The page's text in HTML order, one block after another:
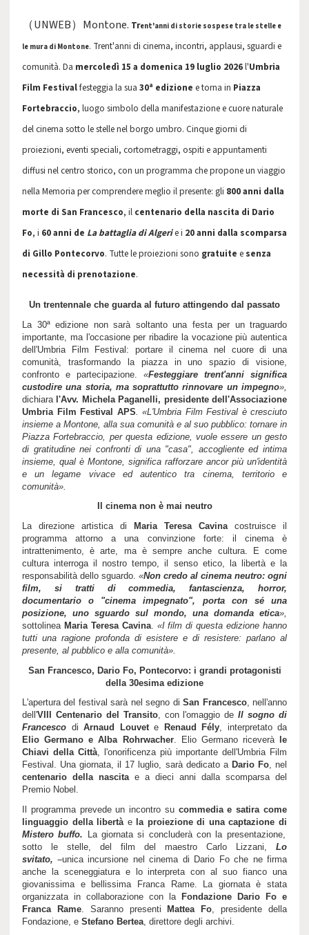
（UNWEB）Montone. Trent'anni di storie sospese tra le stelle e
le mura di Montone. Trent'anni di cinema, incontri, applausi, sguardi e
comunità. Da mercoledì 15 a domenica 19 luglio 2026l'Umbria
Film Festivalfesteggia la sua 30ª edizione e torna in Piazza
Fortebraccio, luogo simbolo della manifestazione e cuore naturale
del cinema sotto le stelle nel borgo umbro. Cinque giorni di
proiezioni, eventi speciali, cortometraggi, ospiti e appuntamenti
diffusi nel centro storico, con un programma che propone un viaggio
nella Memoria per comprendere meglio il presente: gli 800 anni dalla
morte di San Francesco, il centenario della nascita di Dario
Fo, i 60 anni de La battaglia di Algerie i 20 anni dalla scomparsa
di Gillo Pontecorvo. Tutte le proiezioni sono gratuite esenza
necessità di prenotazione.
Un trentennale che guarda al futuro attingendo dal passato
La 30ª edizione non sarà soltanto una festa per un traguardo
importante, ma l'occasione per ribadire la vocazione più autentica
dell'Umbria Film Festival: portare il cinema nel cuore di una
comunità, trasformando la piazza in uno spazio di visione,
confronto e partecipazione. «Festeggiare trent'anni significa
custodire una storia, ma soprattutto rinnovare un impegno»,
dichiara l'Avv. Michela Paganelli, presidente dell'Associazione
Umbria Film Festival APS . «L'Umbria Film Festival è cresciuto
insieme a Montone, alla sua comunità e al suo pubblico: tornare in
Piazza Fortebraccio, per questa edizione, vuole essere un gesto
di gratitudine nei confronti di una "casa", accogliente ed intima
insieme, qual è Montone, significa rafforzare ancor più un'identità
e un legame vivace ed autentico tra cinema, territorio e
comunità».
Il cinema non è mai neutro
La direzione artistica di
Maria Teresa Cavinacostruisce il
programma attorno a una convinzione forte: il cinema è
intrattenimento, è arte, ma è sempre anche cultura. E come
cultura interroga il nostro tempo, il senso etico, la libertà e la
responsabilità dello sguardo. «Non credo al cinema neutro: ogni
film, si tratti di commedia, fantascienza, horror,
documentario o "cinema impegnato", porta con sé una
posizione, uno sguardo sul mondo, una domanda etica»,
sottolinea Maria Teresa Cavina. «I film di questa edizione hanno
tutti una ragione profonda di esistere e di resistere: parlano al
presente, al pubblico e alla comunità».
San Francesco, Dario Fo, Pontecorvo: i grandi protagonisti
della 30esima edizione
L'apertura del festival sarà nel segno diSan Francesco, nell'anno
dell'VIII Centenario del Transito, con l'omaggio deIl sogno di
Francesco di Arnaud Louvete Renaud Fély, interpretato da
Elio Germano e Alba Rohrwacher. Elio Germano riceverà
le
Chiavi della Città, l'onorificenza più importante dell'Umbria Film
Festival. Una giornata, il 17 luglio, sarà dedicato a Dario Fo, nel
centenario della nascitae a dieci anni dalla scomparsa del
Premio Nobel.
Il programma prevede un incontro su commedia e satira come
linguaggio della libertà e la proiezione di una captazione di
Mistero buffo.
La giornata si concluderà con la presentazione,
sotto le stelle, del film del maestro Carlo Lizzani, Lo
svitato, unica incursione nel cinema di Dario Fo che ne firma
anche la sceneggiatura e lo interpreta con al suo fianco una
giovanissima e bellissima Franca Rame. La giornata è stata
organizzata in collaborazione con la Fondazione Dario Fo e
Franca Rame. Saranno presenti Mattea Fo, presidente della
Fondazione, e Stefano Bertea, direttore degli archivi.